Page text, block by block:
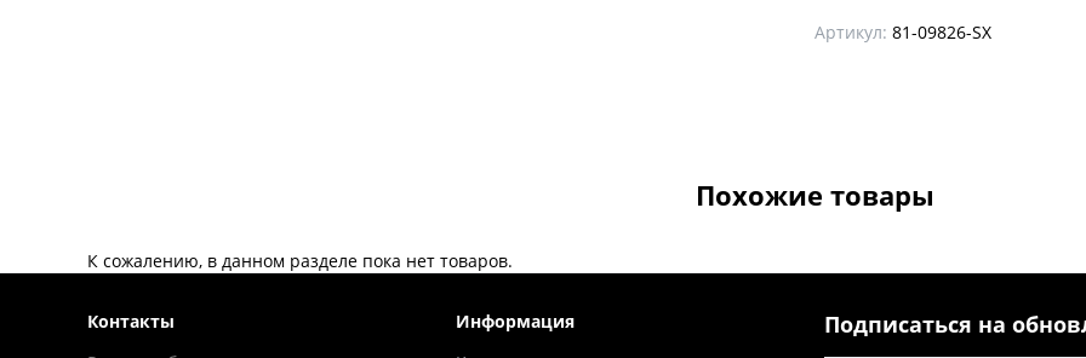
Артикул: 81-09826-SX
Похожие товары
К сожалению, в данном разделе пока нет товаров.
Контакты
Информация
Подписаться на